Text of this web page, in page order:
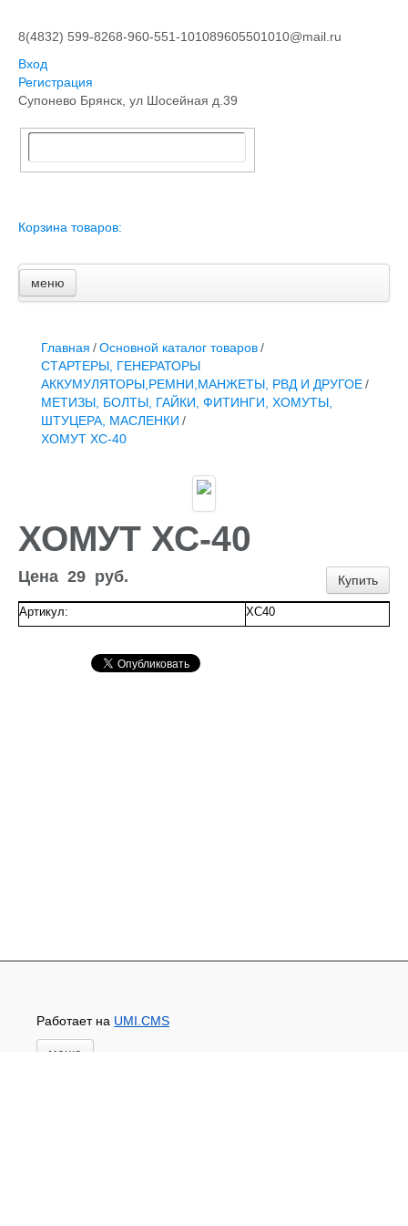
8(4832) 599-8268-960-551-101089605501010@mail.ru
Вход
Регистрация
Супонево Брянск, ул Шосейная д.39
Корзина товаров:
меню
Главная
ЗАПЧАСТИ К АВТОТРАКТОРНОЙ ТЕХНИКЕ
СТАРТЕРЫ, ГЕНЕРАТОРЫ
АККУМУЛЯТОРЫ,РЕМНИ,МАНЖЕТЫ, РВД И ДРУГОЕ
ЗАПЧАСТИ К СЕЛЬХОЗОБОРУДОВАНИЮ
Доставка и оплата
Контакты
Главная /Основной каталог товаров/
СТАРТЕРЫ, ГЕНЕРАТОРЫ
АККУМУЛЯТОРЫ,РЕМНИ,МАНЖЕТЫ, РВД И ДРУГОЕ/
МЕТИЗЫ, БОЛТЫ, ГАЙКИ, ФИТИНГИ, ХОМУТЫ,
ШТУЦЕРА, МАСЛЕНКИ /
ХОМУТ ХС-40
ХОМУТ ХС-40
Купить
Цена 29 руб.
Артикул: ХС40
Работает на UMI.CMS
меню